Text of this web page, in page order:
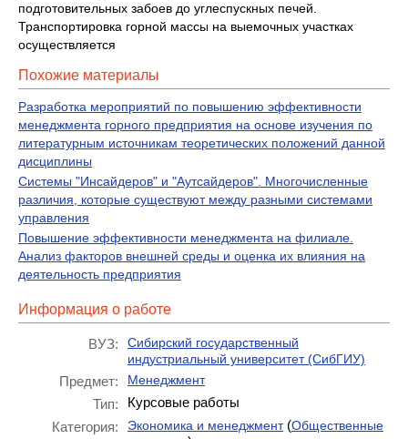
подготовительных забоев до углеспускных печей.
Транспортировка горной массы на выемочных участках
осуществляется
Похожие материалы
Разработка мероприятий по повышению эффективности
менеджмента горного предприятия на основе изучения по
литературным источникам теоретических положений данной
дисциплины
Системы "Инсайдеров" и "Аутсайдеров". Многочисленные
различия, которые существуют между разными системами
управления
Повышение эффективности менеджмента на филиале.
Анализ факторов внешней среды и оценка их влияния на
деятельность предприятия
Информация о работе
ВУЗ:
Сибирский государственный
индустриальный университет (СибГИУ)
Предмет: Менеджмент
Тип:
Курсовые работы
Категория:
Экономика и менеджмент(Общественные